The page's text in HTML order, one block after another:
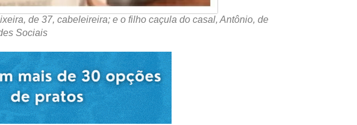
de 37, cabeleireira; e o filho caçula do casal, Antônio, de
Sociais